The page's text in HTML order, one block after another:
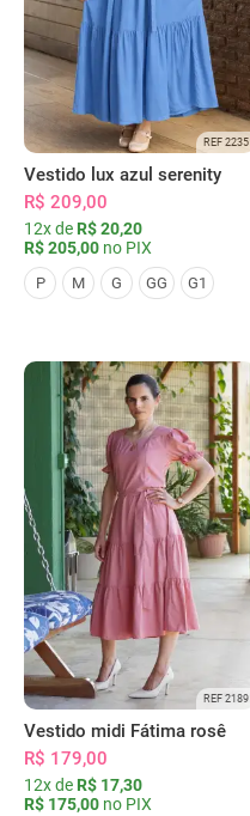
REF 2235
Vestido lux azul serenity
R$ 209,00
12x de R$ 20,20
R$ 205,00 no PIX
P M G GG G1
REF 2189
Vestido midi Fátima rosê
R$ 179,00
12x de R$ 17,30
R$ 175,00 no PIX